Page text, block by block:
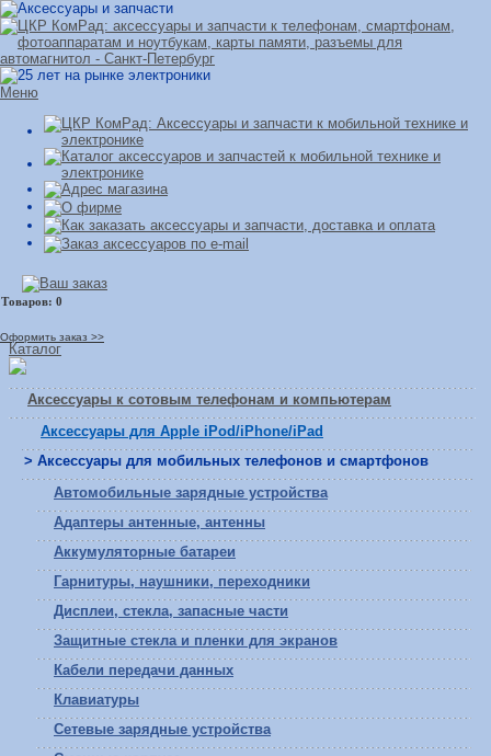
Меню
Оформить заказ >>
Каталог
Аксессуары к сотовым телефонам и компьютерам
Аксессуары для Apple iPod/iPhone/iPad
> Аксессуары для мобильных телефонов и смартфонов
Автомобильные зарядные устройства
Адаптеры антенные, антенны
Аккумуляторные батареи
Гарнитуры, наушники, переходники
Дисплеи, стекла, запасные части
Защитные стекла и пленки для экранов
Кабели передачи данных
Клавиатуры
Сетевые зарядные устройства